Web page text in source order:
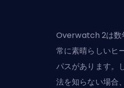
Overwatch 2は数
常に素晴らしいヒ
パスがあります。
法を知らない場合